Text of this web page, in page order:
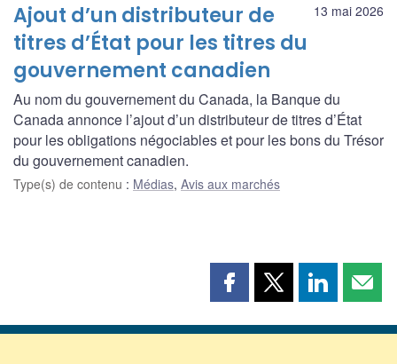
13 mai 2026
Ajout d’un distributeur de
titres d’État pour les titres du
gouvernement canadien
Au nom du gouvernement du Canada, la Banque du
Canada annonce l’ajout d’un distributeur de titres d’État
pour les obligations négociables et pour les bons du Trésor
du gouvernement canadien.
Type(s) de contenu : Médias, Avis aux marchés
Partager
page
Partager
page
Partager
page page